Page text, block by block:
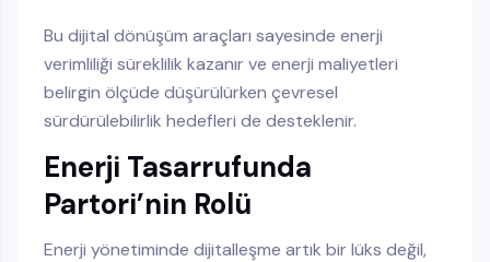
Bu dijital dönüşüm araçları sayesinde enerji
verimliliği süreklilik kazanır ve enerji maliyetleri
belirgin ölçüde düşürülürken çevresel
sürdürülebilirlik hedefleri de desteklenir.
Enerji Tasarrufunda
Partori’nin Rolü
Enerji yönetiminde dijitalleşme artık bir lüks değil,